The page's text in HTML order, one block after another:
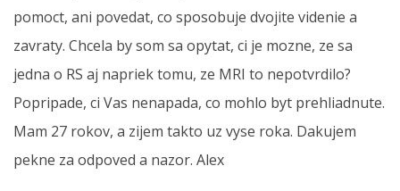
pomoct, ani povedat, co sposobuje dvojite videnie a
zavraty. Chcela by som sa opytat, ci je mozne, ze sa
jedna o RS aj napriek tomu, ze MRI to nepotvrdilo?
Popripade, ci Vas nenapada, co mohlo byt prehliadnute.
Mam 27 rokov, a zijem takto uz vyse roka. Dakujem
pekne za odpoved a nazor. Alex